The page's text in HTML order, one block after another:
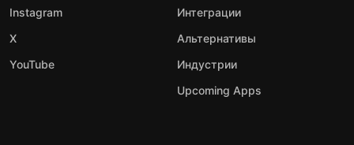
Instagram
X
YouTube
Интеграции
Альтернативы
Индустрии
Upcoming Apps